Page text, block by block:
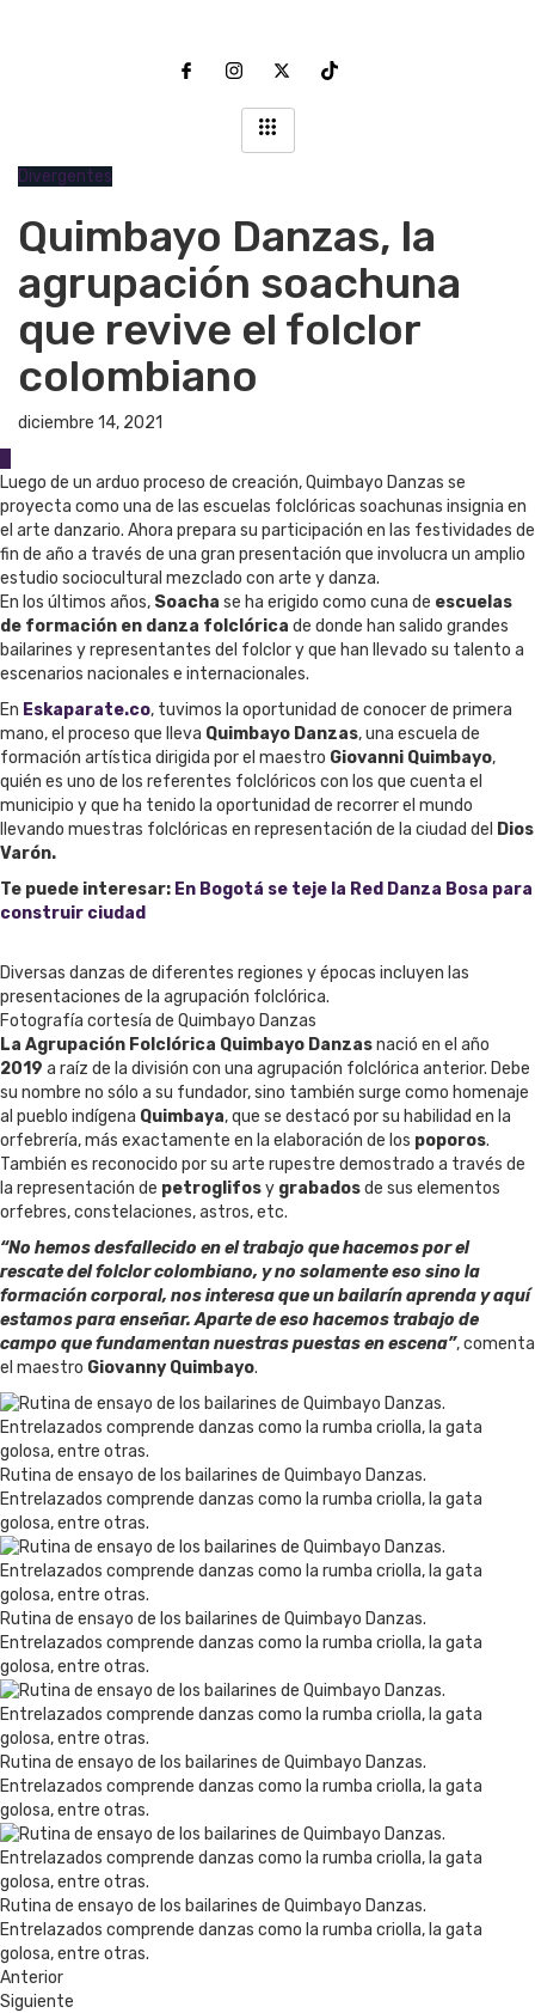
Divergentes
Quimbayo Danzas, la
agrupación soachuna
que revive el folclor
colombiano
diciembre 14, 2021
Luego de un arduo proceso de creación, Quimbayo Danzas se
proyecta como una de las escuelas folclóricas soachunas insignia en
el arte danzario. Ahora prepara su participación en las festividades de
fin de año a través de una gran presentación que involucra un amplio
estudio sociocultural mezclado con arte y danza.
En los últimos años, Soacha se ha erigido como cuna de escuelas
de formación en danza folclórica de donde han salido grandes
bailarines y representantes del folclor y que han llevado su talento a
escenarios nacionales e internacionales.
En Eskaparate.co, tuvimos la oportunidad de conocer de primera
mano, el proceso que lleva Quimbayo Danzas, una escuela de
formación artística dirigida por el maestro Giovanni Quimbayo,
quién es uno de los referentes folclóricos con los que cuenta el
municipio y que ha tenido la oportunidad de recorrer el mundo
llevando muestras folclóricas en representación de la ciudad del Dios
Varón.
Te puede interesar: En Bogotá se teje la Red Danza Bosa para
construir ciudad
Diversas danzas de diferentes regiones y épocas incluyen las
presentaciones de la agrupación folclórica.
Fotografía cortesía de Quimbayo Danzas
La Agrupación Folclórica Quimbayo Danzasnació en el año
2019 a raíz de la división con una agrupación folclórica anterior. Debe
su nombre no sólo a su fundador, sino también surge como homenaje
al pueblo indígena Quimbaya, que se destacó por su habilidad en la
orfebrería, más exactamente en la elaboración de los poporos.
También es reconocido por su arte rupestre demostrado a través de
la representación de petroglifosy grabadosde sus elementos
orfebres, constelaciones, astros, etc.
“No hemos desfallecido en el trabajo que hacemos por el
rescate del folclor colombiano, y no solamente eso sino la
formación corporal, nos interesa que un bailarín aprenda y aquí
estamos para enseñar. Aparte de eso hacemos trabajo de
campo que fundamentan nuestras puestas en escena”, comenta
el maestro Giovanny Quimbayo.
Rutina de ensayo de los bailarines de Quimbayo Danzas.
Entrelazados comprende danzas como la rumba criolla, la gata
golosa, entre otras.
Rutina de ensayo de los bailarines de Quimbayo Danzas.
Entrelazados comprende danzas como la rumba criolla, la gata
golosa, entre otras.
Rutina de ensayo de los bailarines de Quimbayo Danzas.
Entrelazados comprende danzas como la rumba criolla, la gata
golosa, entre otras.
Rutina de ensayo de los bailarines de Quimbayo Danzas.
Entrelazados comprende danzas como la rumba criolla, la gata
golosa, entre otras.
Anterior
Siguiente